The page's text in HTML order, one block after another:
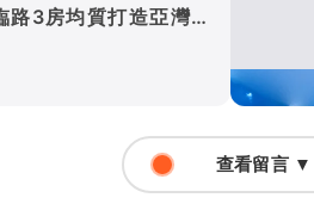
路3房均質打造亞灣耐
查看留言 ▼